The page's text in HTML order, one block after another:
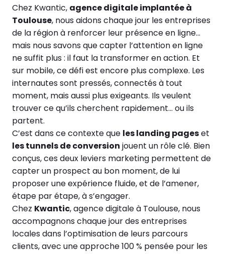
Chez Kwantic, agence digitale implantée à
Toulouse, nous aidons chaque jour les entreprises
de la région à renforcer leur présence en ligne…
mais nous savons que capter l’attention en ligne
ne suffit plus : il faut la transformer en action. Et
sur mobile, ce défi est encore plus complexe. Les
internautes sont pressés, connectés à tout
moment, mais aussi plus exigeants. Ils veulent
trouver ce qu’ils cherchent rapidement… ou ils
partent.
C’est dans ce contexte que les landing pageset
les tunnels de conversion jouent un rôle clé. Bien
conçus, ces deux leviers marketing permettent de
capter un prospect au bon moment, de lui
proposer une expérience fluide, et de l’amener,
étape par étape, à s’engager.
Chez Kwantic, agence digitale à Toulouse, nous
accompagnons chaque jour des entreprises
locales dans l’optimisation de leurs parcours
clients, avec une approche 100 % pensée pour les